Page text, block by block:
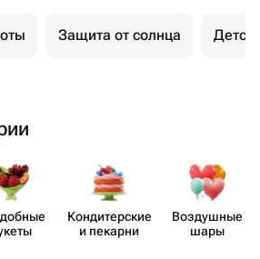
Защита от солнца
Кондит​ерские
и пекарни
Воздушные
шары